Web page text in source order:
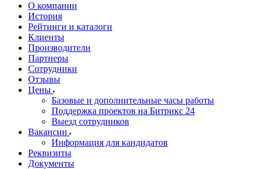
О компании
История
Рейтинги и каталоги
Клиенты
Производители
Партнеры
Сотрудники
Отзывы
Цены
Базовые и дополнительные часы работы
Поддержка проектов на Битрикс 24
Выезд сотрудников
Вакансии
Информация для кандидатов
Реквизиты
Документы